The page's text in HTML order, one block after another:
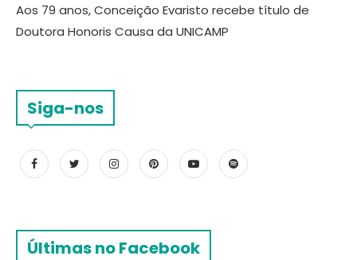
Aos 79 anos, Conceição Evaristo recebe título de
Doutora Honoris Causa da UNICAMP
Siga-nos
Últimas no Facebook